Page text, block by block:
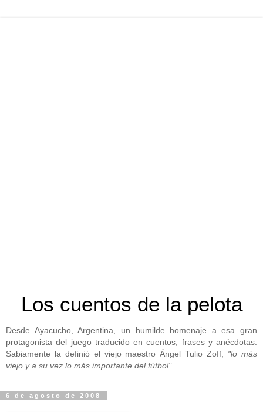
Los cuentos de la pelota
Desde Ayacucho, Argentina, un humilde homenaje a esa gran
protagonista del juego traducido en cuentos, frases y anécdotas.
Sabiamente la definió el viejo maestro Ángel Tulio Zoff, "lo más
viejo y a su vez lo más importante del fútbol".
6 de agosto de 2008